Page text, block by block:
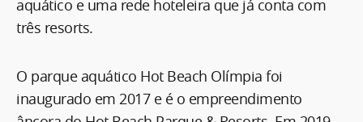
aquático e uma rede hoteleira que já conta com
três resorts.
O parque aquático Hot Beach Olímpia foi
inaugurado em 2017 e é o empreendimento